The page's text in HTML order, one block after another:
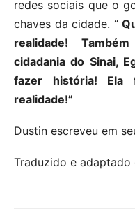
redes sociais que o
chaves da cidade. “
realidade!
cidadania do Sinai,
fazer história!
realidade!”
Dustin escreveu em
Traduzido e adaptado